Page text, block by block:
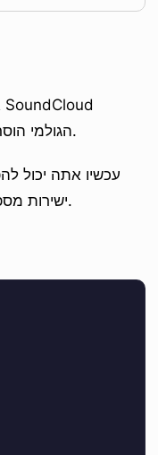
הגולמי הוסר לצורכי אבטחה, או שהוא נעטף כבלוק קוד.
עכשיו אתה יכול
ישירות מספק המדיה וההטמעה מוצגת בתוך התגובה, באותה הדרך שזה היה קורה בכל דף אחר.